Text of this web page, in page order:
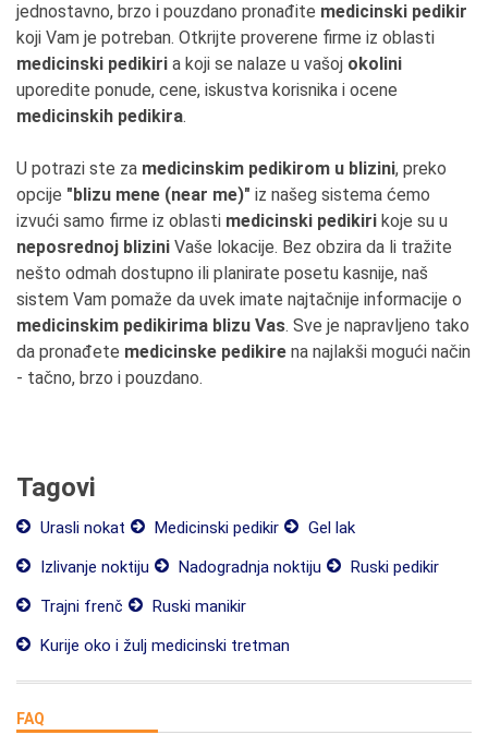
jednostavno, brzo i pouzdano pronađite medicinski pedikir
koji Vam je potreban. Otkrijte proverene firme iz oblasti
medicinski pedikiri a koji se nalaze u vašoj okolini
uporedite ponude, cene, iskustva korisnika i ocene
medicinskih pedikira.
U potrazi ste za medicinskim pedikirom u blizini, preko
opcije "blizu mene (near me)" iz našeg sistema ćemo
izvući samo firme iz oblasti medicinski pedikiri koje su u
neposrednoj blizini Vaše lokacije. Bez obzira da li tražite
nešto odmah dostupno ili planirate posetu kasnije, naš
sistem Vam pomaže da uvek imate najtačnije informacije o
medicinskim pedikirima blizu Vas. Sve je napravljeno tako
da pronađete medicinske pedikire na najlakši mogući način
- tačno, brzo i pouzdano.
Tagovi
Urasli nokat Medicinski pedikir
Gel lak
Izlivanje noktiju
Nadogradnja noktiju
Ruski pedikir
Trajni frenč
Ruski manikir
Kurije oko i žulj medicinski tretman
FAQ